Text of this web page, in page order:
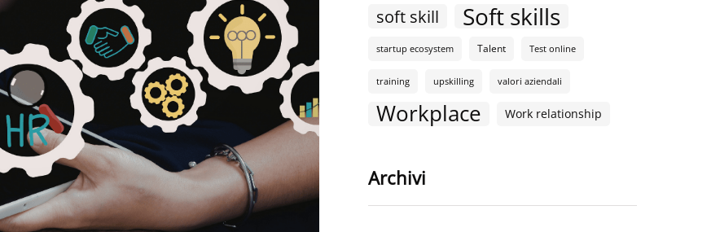
soft skill Soft skills
startup ecosystem Talent Test online
training upskilling valori aziendali
Workplace Work relationship
Archivi